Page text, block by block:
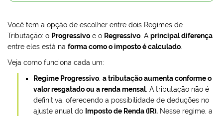
Você tem a opção de escolher entre dois Regimes de
Tributação: o Progressivo e o Regressivo . A principal diferença
entre eles está na forma como o imposto é calculado
Veja como funciona cada um:
Regime Progressivo: a tributação aumenta conforme o
valor resgatado ou a renda mensal. A tributação não é
definitiva, oferecendo a possibilidade de deduções no
ajuste anual do Imposto de Renda (IR). Nesse regime, a